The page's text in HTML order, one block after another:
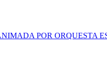
POR ORQUESTA